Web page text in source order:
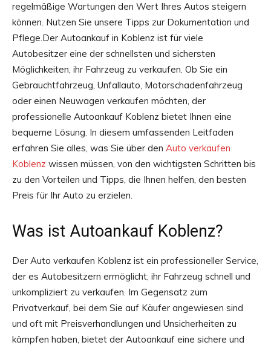
regelmäßige Wartungen den Wert Ihres Autos steigern
können. Nutzen Sie unsere Tipps zur Dokumentation und
Pflege.Der Autoankauf in Koblenz ist für viele
Autobesitzer eine der schnellsten und sichersten
Möglichkeiten, ihr Fahrzeug zu verkaufen. Ob Sie ein
Gebrauchtfahrzeug, Unfallauto, Motorschadenfahrzeug
oder einen Neuwagen verkaufen möchten, der
professionelle Autoankauf Koblenz bietet Ihnen eine
bequeme Lösung. In diesem umfassenden Leitfaden
erfahren Sie alles, was Sie über den Auto verkaufen
Koblenz wissen müssen, von den wichtigsten Schritten bis
zu den Vorteilen und Tipps, die Ihnen helfen, den besten
Preis für Ihr Auto zu erzielen.
Was ist Autoankauf Koblenz?
Der Auto verkaufen Koblenz ist ein professioneller Service,
der es Autobesitzern ermöglicht, ihr Fahrzeug schnell und
unkompliziert zu verkaufen. Im Gegensatz zum
Privatverkauf, bei dem Sie auf Käufer angewiesen sind
und oft mit Preisverhandlungen und Unsicherheiten zu
kämpfen haben, bietet der Autoankauf eine sichere und